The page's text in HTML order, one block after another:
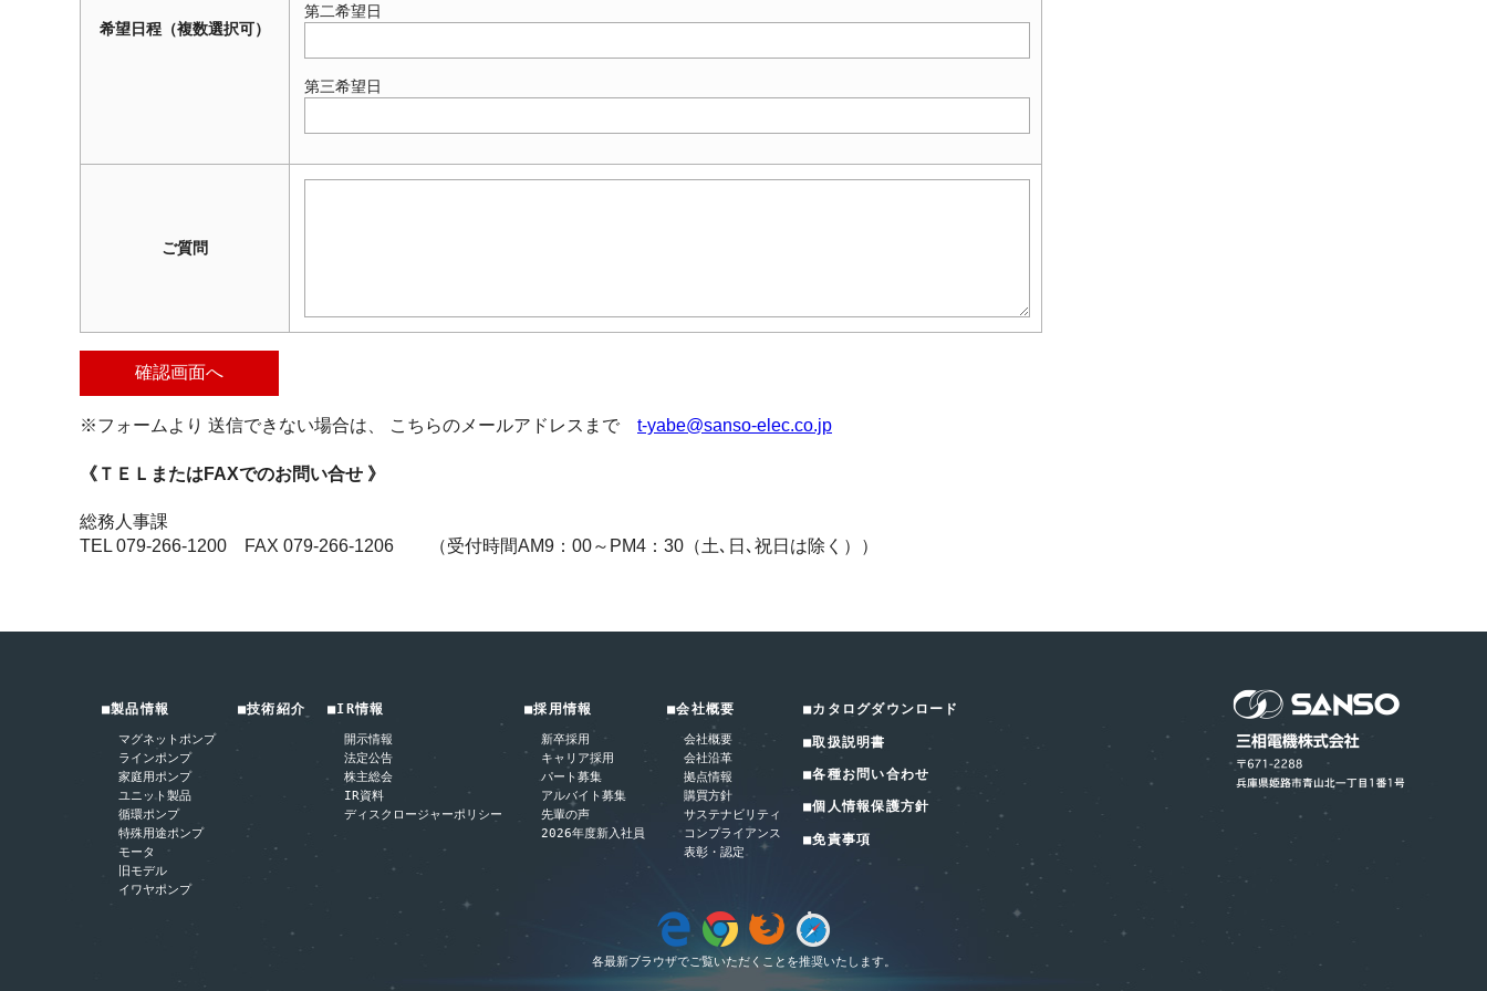
希望日程（複数選択可）
第二希望日
第三希望日
ご質問
※フォームより 送信できない場合は、 こちらのメールアドレスまで t-yabe@sanso-elec.co.jp
《ＴＥＬまたはFAXでのお問い合せ 》
総務人事課
TEL 079-266-1200 FAX 079-266-1206 （受付時間AM9：00～PM4：30（土､日､祝日は除く））
■製品情報
マグネットポンプ
ラインポンプ
家庭用ポンプ
ユニット製品
循環ポンプ
特殊用途ポンプ
モータ
旧モデル
イワヤポンプ
■技術紹介 ■IR情報
開示情報
法定公告
株主総会
IR資料
ディスクロージャーポリシー
■採用情報
新卒採用
キャリア採用
パート募集
アルバイト募集
先輩の声
2026年度新入社員
■会社概要
会社概要
会社沿革
拠点情報
購買方針
サステナビリティ
コンプライアンス
表彰・認定
■カタログダウンロード
■取扱説明書
■各種お問い合わせ
■個人情報保護方針
■免責事項
各最新ブラウザでご覧いただくことを推奨いたします。